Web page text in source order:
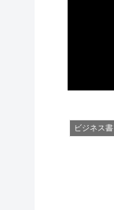
ビジネス書